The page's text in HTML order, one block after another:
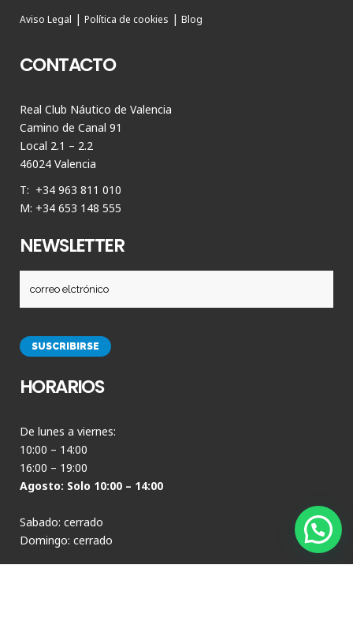
Aviso Legal | Política de cookies | Blog
CONTACTO
Real Club Náutico de Valencia
Camino de Canal 91
Local 2.1 – 2.2
46024 Valencia
T: +34 963 811 010
M: +34 653 148 555
NEWSLETTER
HORARIOS
De lunes a viernes:
10:00 – 14:00
16:00 – 19:00
Agosto: Solo 10:00 – 14:00
Sabado: cerrado
Domingo: cerrado